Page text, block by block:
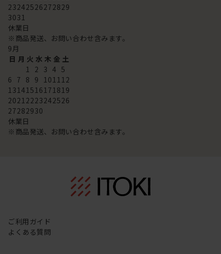
23242526272829
3031
休業日
※商品発送、お問い合わせ含みます。
9月
日 月 火 水 木 金 土
1 2 3 4 5
6 7 8 9 101112
13141516171819
20212223242526
27282930
休業日
※商品発送、お問い合わせ含みます。
ご利用ガイド
よくある質問